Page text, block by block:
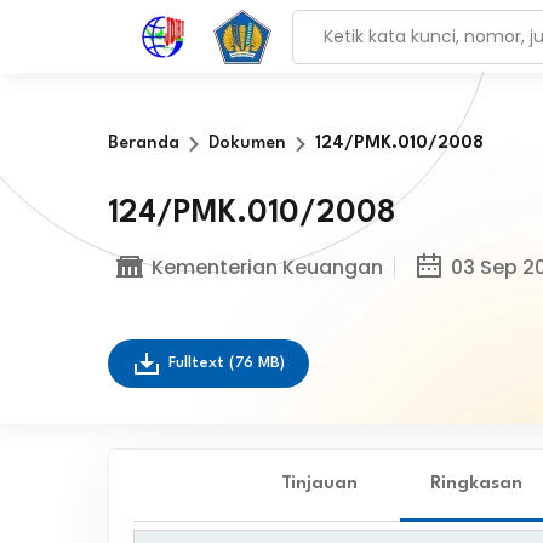
Beranda Dokumen 124/PMK.010/2008
124/PMK.010/2008
Kementerian Keuangan 03 Sep
Fulltext (76 MB)
Tinjauan Ringkasan